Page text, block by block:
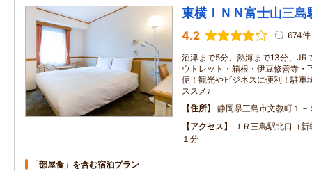
東横ＩＮＮ富士山三島
4.2 674件
沼津まで5分、熱海まで13分、JR
ウトレット・箱根・伊豆修善寺・
便！観光やビジネスに便利！駐車
ススメ♪
住所
静岡県三島市文教町１－
アクセス
ＪＲ三島駅北口（
１分
「部屋食」を含む宿泊プラン